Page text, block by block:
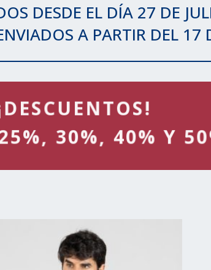
DESDE EL DÍA 27 DE
A PARTIR DEL 17
30%, 40% Y